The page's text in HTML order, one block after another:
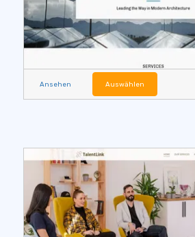
Ansehen Auswählen